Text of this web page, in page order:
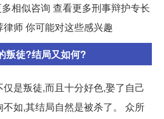
相似咨询 查看更多刑事辩护专长
师 你可能对这些感兴趣
叛徒?结局又如何?
是叛徒,而且十分好色,娶了自己
如,其结局自然是被杀了。 众所